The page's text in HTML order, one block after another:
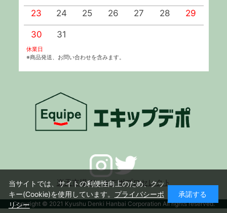
23
24 25 26 27 28 29
30 31
休業日
※商品発送、お問い合わせを含みます。
楽天市場デンキデポプロセレクト
Copyright © 2021 Kyushu Denki Hanbai Corporation All rights reserved.
当サイトでは、サイトの利便性向上のため、クッ
キー(Cookie)を使用しています。 プライバシーポ
リシー
承諾する